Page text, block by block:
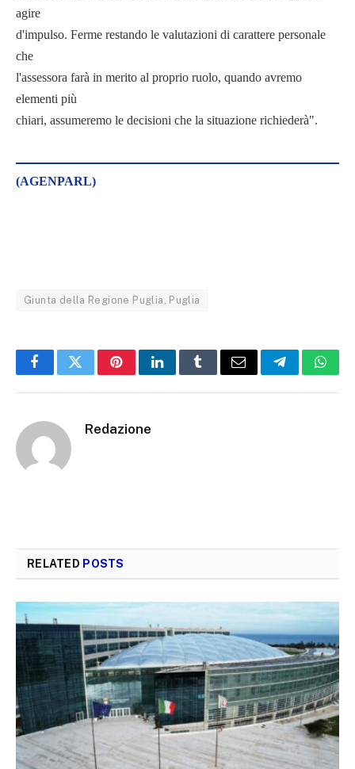
agire
d'impulso. Ferme restando le valutazioni di carattere personale
che
l'assessora farà in merito al proprio ruolo, quando avremo
elementi più
chiari, assumeremo le decisioni che la situazione richiederà".
(AGENPARL)
Giunta della Regione Puglia, Puglia
FacebookTwitterPinterestLinkedInTumblrEmail Telegram
Redazione
RELATED POSTS